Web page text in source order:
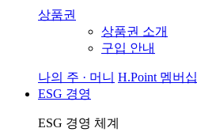
상품권
상품권 소개
구입 안내
나의 주 · 머니 H.Point 멤버십
ESG 경영
ESG 경영 체계